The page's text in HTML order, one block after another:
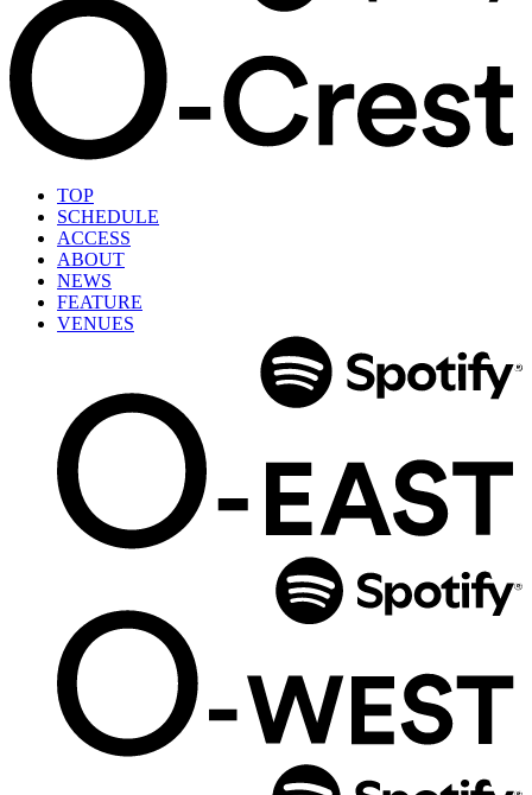
TOP
SCHEDULE
ACCESS
ABOUT
NEWS
FEATURE
VENUES